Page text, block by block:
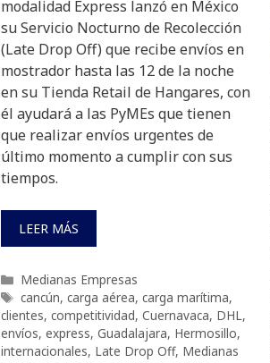
modalidad Express lanzó en México
su Servicio Nocturno de Recolección
(Late Drop Off) que recibe envíos en
mostrador hasta las 12 de la noche
en su Tienda Retail de Hangares, con
él ayudará a las PyMEs que tienen
que realizar envíos urgentes de
último momento a cumplir con sus
tiempos.
LEER MÁS
Categorías
Medianas Empresas
Etiquetas
cancún, carga aérea, carga marítima,
clientes, competitividad, Cuernavaca, DHL,
envíos, express, Guadalajara, Hermosillo,
internacionales, Late Drop Off, Medianas